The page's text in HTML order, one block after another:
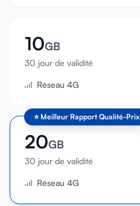
10GB
30 jour de validité
Réseau 4G
⭐ Meilleur Rapport Qualité-Prix
20GB
30 jour de validité
Réseau 4G